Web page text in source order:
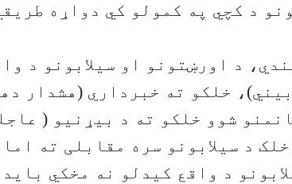
د کچي په کمولو کي دواړه
د اورښتونو او سیلابونو د
خلکو ته خبرداري (هشدار
شوو خلکو ته د بیړنیو (
د سیلابونو سره مقابلی ته
د واقع کیدلو نه مخکي